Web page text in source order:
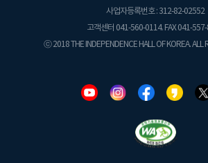
사업자등록번호 : 312-82-02552
고객센터 041-560-0114. FAX 041-
ⓒ 2018 THE INDEPENDENCE HALL OF KOREA. ALL